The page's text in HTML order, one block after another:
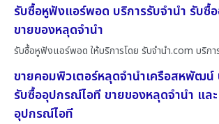
รับซื้อหูฟังแอร์พอด บริการรับจำนำ รับซื้
ขายของหลุดจำนำ
รับซื้อหูฟังแอร์พอด ให้บริการโดย รับจํานํา.com บริกา
ขายคอมพิวเตอร์หลุดจำนำเครือสหพัฒน์
รับซื้ออุปกรณ์ไอที ขายของหลุดจำนำ แล
อุปกรณ์ไอที